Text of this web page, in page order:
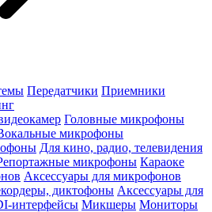
Передатчики Приемники
Головные микрофоны
микрофоны
Для кино, радио, телевидения
микрофоны Караоке
Аксессуары для микрофонов
диктофоны Аксессуары для
интерфейсы Микшеры Мониторы